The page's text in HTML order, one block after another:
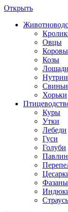
Открыть
Овцы
Коровы
Козы
Лошади
Нутрии
Свиньи
Хорьки
Куры
Утки
Лебеди
Гуси
Голуби
Фазаны